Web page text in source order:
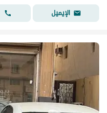
الإيميل